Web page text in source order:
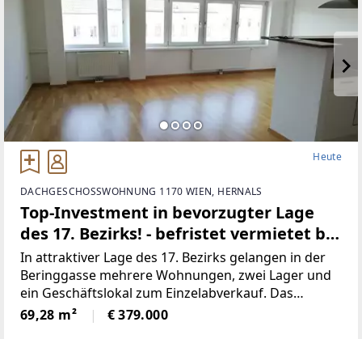
Heute
DACHGESCHOSSWOHNUNG 1170 WIEN, HERNALS
Top-Investment in bevorzugter Lage
des 17. Bezirks! - befristet vermietet bis
31.12.2026
In attraktiver Lage des 17. Bezirks gelangen in der
Beringgasse mehrere Wohnungen, zwei Lager und
ein Geschäftslokal zum Einzelabverkauf. Das
Angebot umfasst überwiegend befristet und
unfristet vermietete sowie einige leerstehende
69,28 m² € 379.000